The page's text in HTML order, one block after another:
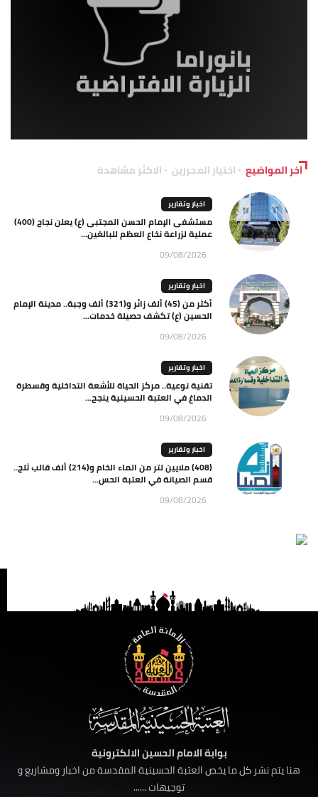
آخر المواضيع اختيار المحررين الاكثر مشاهدة
اخبار وتقارير
مستشفى الإمام الحسن المجتبى (ع) يعلن نجاح (400)
عملية لزراعة نخاع العظم للبالغين...
09/08/2026
اخبار وتقارير
أكثر من (45) ألف زائر و(321) ألف وجبة.. مدينة الإمام
الحسين (ع) تكشف حصيلة خدمات...
09/08/2026
اخبار وتقارير
تقنية نوعية.. مركز الحياة للأشعة التداخلية وقسطرة
الدماغ في العتبة الحسينية ينجح...
09/08/2026
اخبار وتقارير
(408) ملايين لتر من الماء الخام و(214) ألف قالب ثلج..
قسم الصيانة في العتبة الحس...
09/08/2026
بوابة الامام الحسين الالكترونية
هنا يتم نشر كل ما يخص العتبة الحسينية المقدسة من اخبار ومشاريع و
توجيهات ......